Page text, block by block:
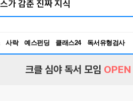
사락 예스펀딩 클래스24
독서유형검사
RBTI Lab
크클 심야 독서 모임 OPEN